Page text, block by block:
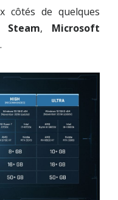
côtés de quelques
Steam, Microsoft
.